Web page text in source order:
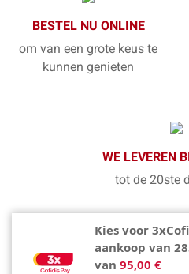
BESTEL NU ONLINE
om van een grote keus te
kunnen genieten
WE LEVEREN
tot de 20ste
Kies voor
aankoop van
van 95,00 €